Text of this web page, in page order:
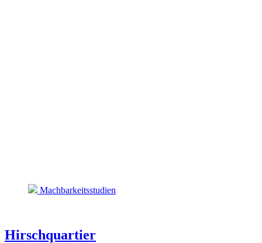
Machbarkeitsstudien
Hirschquartier